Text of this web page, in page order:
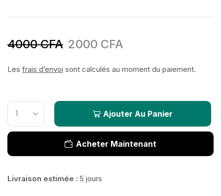
4000CFA 2000 CFA
Les frais d’envoi sont calculés au moment du paiement.
Ajouter Au Panier
Acheter Maintenant
Livraison estimée : 5 jours